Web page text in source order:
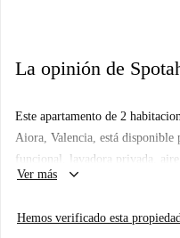
La opinión de
Este apartamento de 2
Aiora, Valencia, está disponible
funcional, lavadora privada,
televisión. Se admiten
Ver más keyboard_arrow_down
Hemos verificado esta